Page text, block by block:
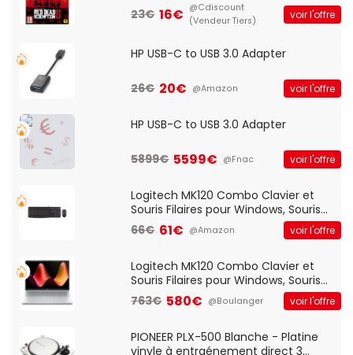
23€ 16€ @Cdiscount
(Vendeur Tiers)
voir l'offre
HP USB-C to USB 3.0 Adapter
26€ 20€ @Amazon voir l'offre
HP USB-C to USB 3.0 Adapter
5899€ 5599€ @Fnac voir l'offre
Logitech MK120 Combo Clavier et
Souris Filaires pour Windows, Souris
Optique Filaire, Connexion USB Plug
And Play, Confortable, Taille
QWERTY UK - Noir
66€ 61€ @Amazon voir l'offre
Logitech MK120 Combo Clavier et
Souris Filaires pour Windows, Souris
Optique Filaire, Connexion USB Plug
And Play, Confortable, Taille
QWERTY UK - Noir
763€ 580€ @Boulanger voir l'offre
PIONEER PLX-500 Blanche - Platine
vinyle à entraénement direct 3